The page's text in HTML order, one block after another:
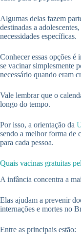
Algumas delas fazem
destinadas a
necessidades específicas.
Conhecer essas opções é
se vacinar simplesmente
necessário quando eram
Vale lembrar que o
longo do tempo.
Por isso, a orientação da
sendo a melhor forma de
para cada pessoa.
Quais vacinas gratuitas
A infância concentra a
Elas ajudam a prevenir
internações e mortes no
Entre as principais estão: